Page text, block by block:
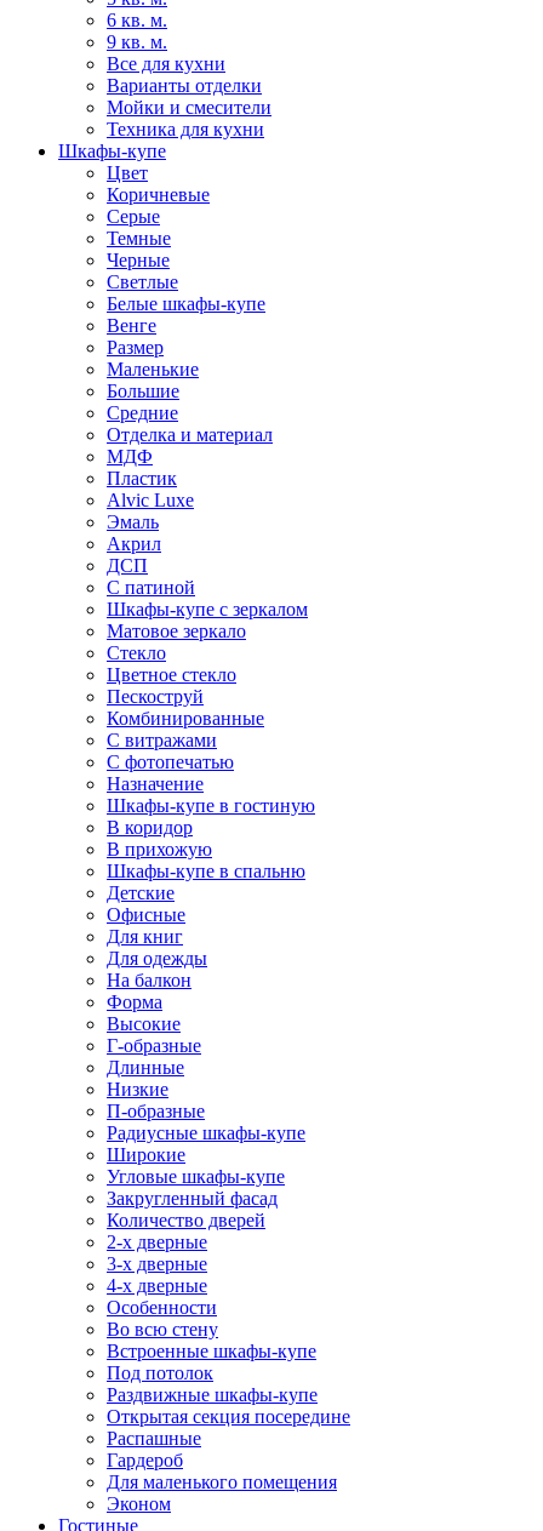
6 кв. м.
9 кв. м.
Все для кухни
Варианты отделки
Мойки и смесители
Техника для кухни
Шкафы-купе
Цвет
Коричневые
Серые
Темные
Черные
Светлые
Белые шкафы-купе
Венге
Размер
Маленькие
Большие
Средние
Отделка и материал
МДФ
Пластик
Alvic Luxe
Эмаль
Акрил
ДСП
С патиной
Шкафы-купе с зеркалом
Матовое зеркало
Стекло
Цветное стекло
Пескоструй
Комбинированные
С витражами
С фотопечатью
Назначение
Шкафы-купе в гостиную
В коридор
В прихожую
Шкафы-купе в спальню
Детские
Офисные
Для книг
Для одежды
На балкон
Форма
Высокие
Г-образные
Длинные
Низкие
П-образные
Радиусные шкафы-купе
Широкие
Угловые шкафы-купе
Закругленный фасад
Количество дверей
2-х дверные
3-х дверные
4-х дверные
Особенности
Во всю стену
Встроенные шкафы-купе
Под потолок
Раздвижные шкафы-купе
Открытая секция посередине
Распашные
Гардероб
Для маленького помещения
Эконом
Гостиные